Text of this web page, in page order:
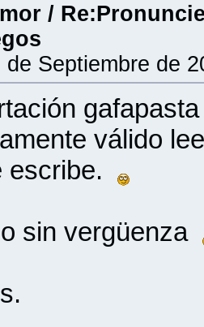
/
de Septiembre de
válido
escribe.
sin vergüenza